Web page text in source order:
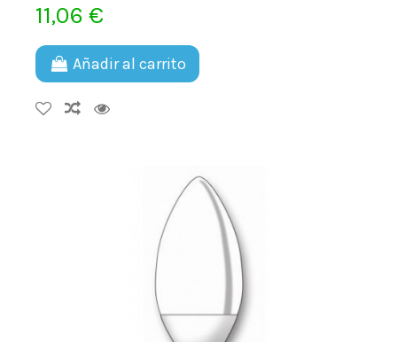
11,06 €
Añadir al carrito